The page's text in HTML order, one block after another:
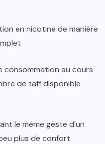
en nicotine de manière
consommation au cours
de taff disponible
le même geste d’un
plus de confort